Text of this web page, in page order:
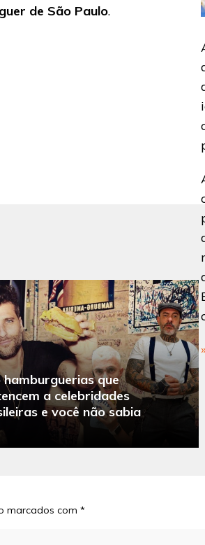
de São Paulo.
hamburguerias que
a celebridades
e você não sabia
marcados com *